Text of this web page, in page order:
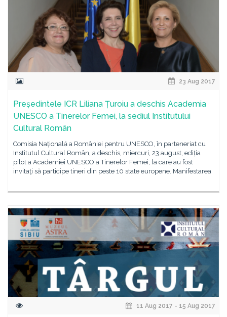
23 Aug 2017
Președintele ICR Liliana Țuroiu a deschis Academia
UNESCO a Tinerelor Femei, la sediul Institutului
Cultural Român
Comisia Națională a României pentru UNESCO, în parteneriat cu
Institutul Cultural Român, a deschis, miercuri, 23 august, ediția
pilot a Academiei UNESCO a Tinerelor Femei, la care au fost
invitaţi să participe tineri din peste 10 state europene. Manifestarea
11 Aug 2017 - 15 Aug 2017